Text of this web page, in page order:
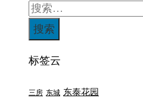
标签云
三房 东城 东泰花园